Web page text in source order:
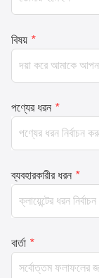
বিষয় *
পণ্যের ধরন *
ব্যবহারকারীর ধরন *
বার্তা *